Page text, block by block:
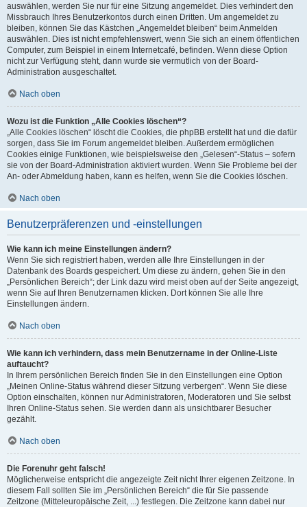
auswählen, werden Sie nur für eine Sitzung angemeldet. Dies verhindert den
Missbrauch Ihres Benutzerkontos durch einen Dritten. Um angemeldet zu
bleiben, können Sie das Kästchen „Angemeldet bleiben“ beim Anmelden
auswählen. Dies ist nicht empfehlenswert, wenn Sie sich an einem öffentlichen
Computer, zum Beispiel in einem Internetcafé, befinden. Wenn diese Option
nicht zur Verfügung steht, dann wurde sie vermutlich von der Board-
Administration ausgeschaltet.
Nach oben
Wozu ist die Funktion „Alle Cookies löschen“?
„Alle Cookies löschen“ löscht die Cookies, die phpBB erstellt hat und die dafür
sorgen, dass Sie im Forum angemeldet bleiben. Außerdem ermöglichen
Cookies einige Funktionen, wie beispielsweise den „Gelesen“-Status – sofern
sie von der Board-Administration aktiviert wurden. Wenn Sie Probleme bei der
An- oder Abmeldung haben, kann es helfen, wenn Sie die Cookies löschen.
Nach oben
Benutzerpräferenzen und -einstellungen
Wie kann ich meine Einstellungen ändern?
Wenn Sie sich registriert haben, werden alle Ihre Einstellungen in der
Datenbank des Boards gespeichert. Um diese zu ändern, gehen Sie in den
„Persönlichen Bereich“; der Link dazu wird meist oben auf der Seite angezeigt,
wenn Sie auf Ihren Benutzernamen klicken. Dort können Sie alle Ihre
Einstellungen ändern.
Nach oben
Wie kann ich verhindern, dass mein Benutzername in der Online-Liste
auftaucht?
In Ihrem persönlichen Bereich finden Sie in den Einstellungen eine Option
„Meinen Online-Status während dieser Sitzung verbergen“. Wenn Sie diese
Option einschalten, können nur Administratoren, Moderatoren und Sie selbst
Ihren Online-Status sehen. Sie werden dann als unsichtbarer Besucher
gezählt.
Nach oben
Die Forenuhr geht falsch!
Möglicherweise entspricht die angezeigte Zeit nicht Ihrer eigenen Zeitzone. In
diesem Fall sollten Sie im „Persönlichen Bereich“ die für Sie passende
Zeitzone (Mitteleuropäische Zeit, ...) festlegen. Die Zeitzone kann dabei nur